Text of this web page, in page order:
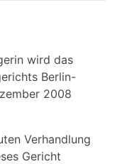
wird das
Berlin-
2008
Verhandlung
Gericht